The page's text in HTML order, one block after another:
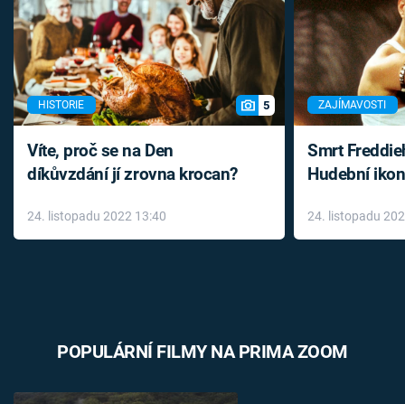
HISTORIE 5
Víte, proč se na Den
díkůvzdání jí zrovna krocan?
24. listopadu 2022 13:40
ZAJÍMAVOSTI
Smrt
Hudební
léky
24. listopadu
POPULÁRNÍ FILMY NA PRIMA ZOOM